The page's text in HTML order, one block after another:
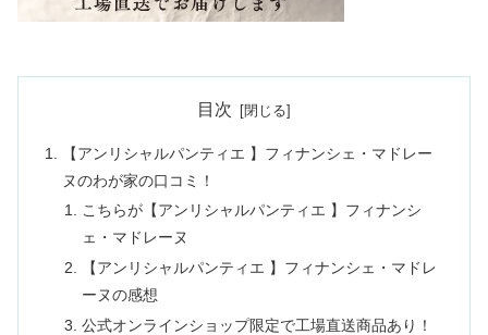
目次
【アンリシャルパンティエ 】フィナンシェ・マドレー
ヌのわが家の口コミ！
こちらが【アンリシャルパンティエ 】フィナンシ
ェ・マドレーヌ
【アンリシャルパンティエ 】フィナンシェ・マドレ
ーヌの感想
公式オンラインショップ限定で工場直送商品あり！